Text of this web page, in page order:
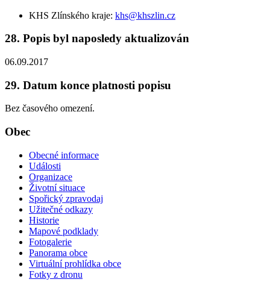
KHS Zlínského kraje: khs@khszlin.cz
28. Popis byl naposledy aktualizován
06.09.2017
29. Datum konce platnosti popisu
Bez časového omezení.
Obec
Obecné informace
Události
Organizace
Životní situace
Spořický zpravodaj
Užitečné odkazy
Historie
Mapové podklady
Fotogalerie
Panorama obce
Virtuální prohlídka obce
Fotky z dronu